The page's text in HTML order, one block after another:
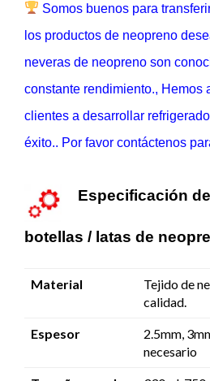
Somos buenos para
los productos de neopreno
neveras de neopreno son
constante rendimiento., Hemos
clientes a desarrollar
éxito.. Por favor contáctenos
Especificación
botellas / latas de
Material
Tejido de
calidad.
Espesor
2.5mm,
necesario